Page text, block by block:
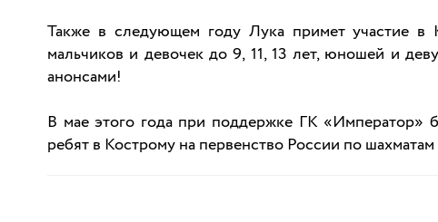
Также в следующем году Лука примет участие в
мальчиков и девочек до 9, 11, 13 лет, юношей и
анонсами!
В мае этого года при поддержке ГК «Император»
ребят в Кострому на первенство России по шахматам